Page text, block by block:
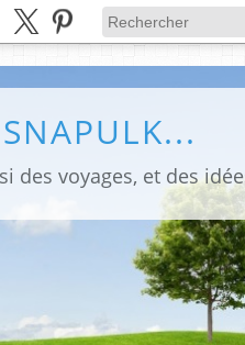
des voyages, et des